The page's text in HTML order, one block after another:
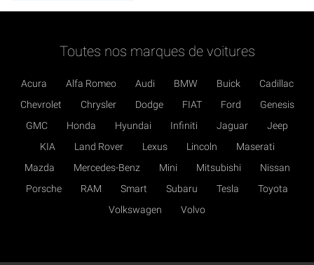
Toutes nos marques de voitures
Acura Alfa Romeo Audi BMW Buick
Cadillac
Chevrolet
Chrysler Dodge FIAT Ford
Genesis
GMC
Honda Hyundai Infiniti Jaguar
Jeep
KIA
Land Rover Lexus Lincoln
Maserati
Mazda
Mercedes-Benz Mini Mitsubishi
Nissan
Porsche
RAM Smart Subaru Tesla
Toyota
Volkswagen
Volvo